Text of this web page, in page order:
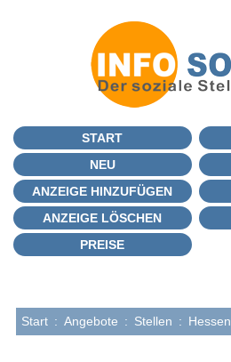
START
NEU
ANZEIGE HINZUFÜGEN
ANZEIGE LÖSCHEN
PREISE
Start : Angebote : Stellen : Hessen